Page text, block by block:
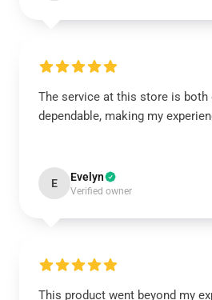
The service at this store is both
dependable, making my
E Evelyn
Verified owner
This product went beyond my